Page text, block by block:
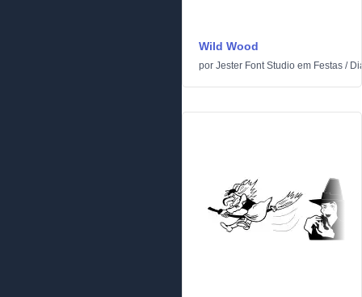
Wild Wood
por Jester Font Studio em Festas /